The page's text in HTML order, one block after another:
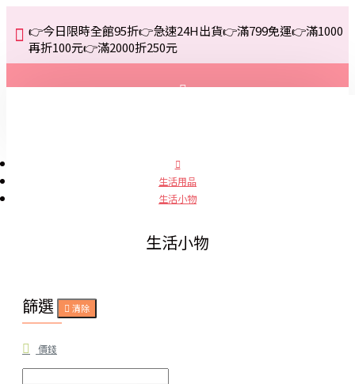
👉今日限時全館95折👉急速24H出貨👉滿799免運👉滿1000
再折100元👉滿2000折250元
詢問
生活用品
生活小物
生活小物
篩選 清除
價錢